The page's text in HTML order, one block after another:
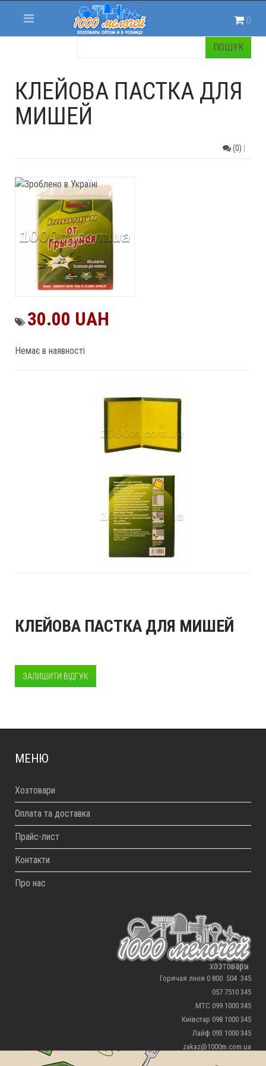
0
КЛЕЙОВА ПАСТКА ДЛЯ
МИШЕЙ
(0)
30.00 UAH
Немає в наявності
КЛЕЙОВА ПАСТКА ДЛЯ МИШЕЙ
ЗАЛИШИТИ ВІДГУК
МЕНЮ
Хозтовари
Оплата та доставка
Прайс-лист
Контакти
Про нас
Горячая лінія 0 800 504 345
057 7510 345
МТС 099 1000 345
Київстар 098 1000 345
Лайф 093 1000 345
zakaz@1000m.com.ua